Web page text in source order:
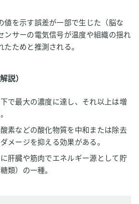
値を示す誤差が一部で生じた（脳な
ンサーの電気信号が温度や組織の揺れ
たためと推測される。
説）
で最大の濃度に達し、それ以上は増
素などの酸化物質を中和または除去
メージを抑える効果がある。
肝臓や筋肉でエネルギー源として貯
類）の一種。